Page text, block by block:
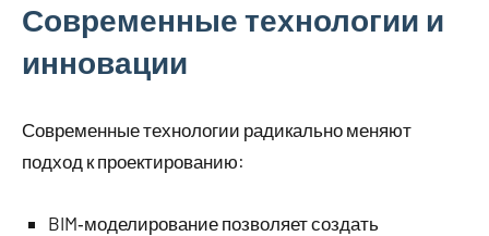
Современные технологии и
инновации
Современные технологии радикально меняют
подход к проектированию:
BIM‑моделирование позволяет создать